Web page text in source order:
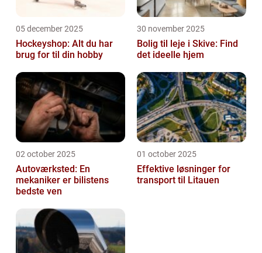
05 december 2025
Hockeyshop: Alt du har
brug for til din hobby
30 november 2025
Bolig til leje i Skive: Find
det ideelle hjem
02 october 2025
Autoværksted: En
mekaniker er bilistens
bedste ven
01 october 2025
Effektive løsninger for
transport til Litauen